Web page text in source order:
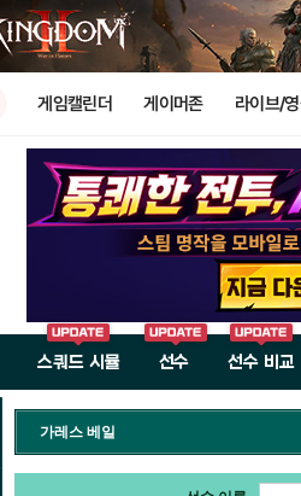
게임캘린더 게이머존 라이브/
스쿼드 시뮬 선수 선수 비교
가레스 베일